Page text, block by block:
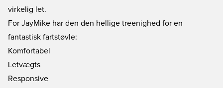
virkelig let.
For JayMike har den den hellige treenighed for en
fantastisk fartstøvle:
Komfortabel
Letvægts
Responsive